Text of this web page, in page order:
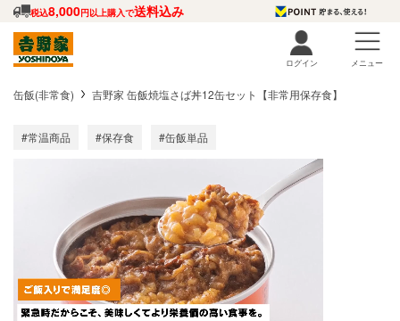
税込8,000円以上購入で送料込み
ログイン メニュー
缶飯(非常食) 吉野家 缶飯焼塩さば丼12缶セット【非常用保存食】
#常温商品 #保存食 #缶飯単品